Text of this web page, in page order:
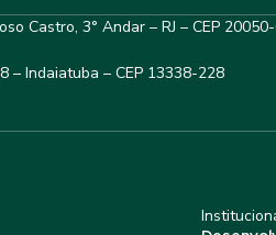
Castro, 3° Andar – RJ – CEP
– Indaiatuba – CEP 13338-228